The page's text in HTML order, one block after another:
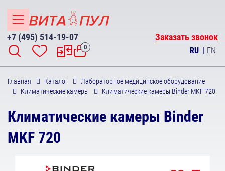
+7 (495) 514-19-07 Заказать звонок
0 RU | EN
Главная Каталог
Лабораторное медицинское оборудование
Климатические камеры
Климатические камеры Binder MKF 720
Климатические камеры Binder
MKF 720